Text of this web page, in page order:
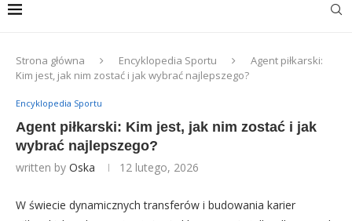
Strona główna Encyklopedia Sportu
Agent piłkarski:
Kim jest, jak nim zostać i jak wybrać najlepszego?
Encyklopedia Sportu
Agent piłkarski: Kim jest, jak nim zostać i jak
wybrać najlepszego?
written by Oska 12 lutego, 2026
W świecie dynamicznych transferów i budowania karier